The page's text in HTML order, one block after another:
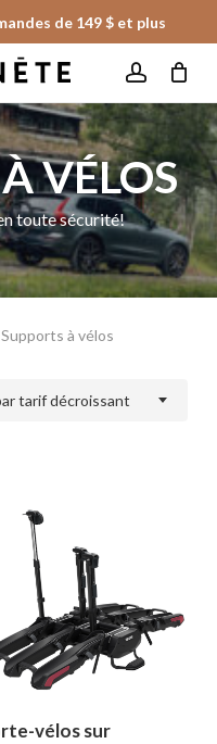
de 149 $ et plus
Fermer
le
panier
VÉLOS
toute sécurité!
Supports à vélos
tarif décroissant
Fermer
les
filtres
vélos sur